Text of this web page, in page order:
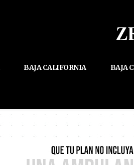
BAJA CALIFORNIA BAJA